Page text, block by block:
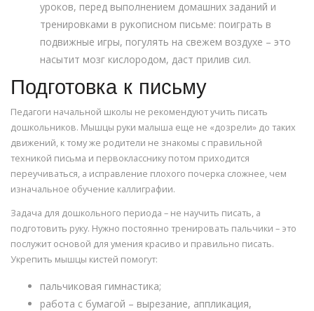
уроков, перед выполнением домашних заданий и
тренировками в рукописном письме: поиграть в
подвижные игры, погулять на свежем воздухе – это
насытит мозг кислородом, даст прилив сил.
Подготовка к письму
Педагоги начальной школы не рекомендуют учить писать
дошкольников. Мышцы руки малыша еще не «дозрели» до таких
движений, к тому же родители не знакомы с правильной
техникой письма и первокласснику потом приходится
переучиваться, а исправление плохого почерка сложнее, чем
изначальное обучение каллиграфии.
Задача для дошкольного периода – не научить писать, а
подготовить руку. Нужно постоянно тренировать пальчики – это
послужит основой для умения красиво и правильно писать.
Укрепить мышцы кистей помогут:
пальчиковая гимнастика;
работа с бумагой – вырезание, аппликация,